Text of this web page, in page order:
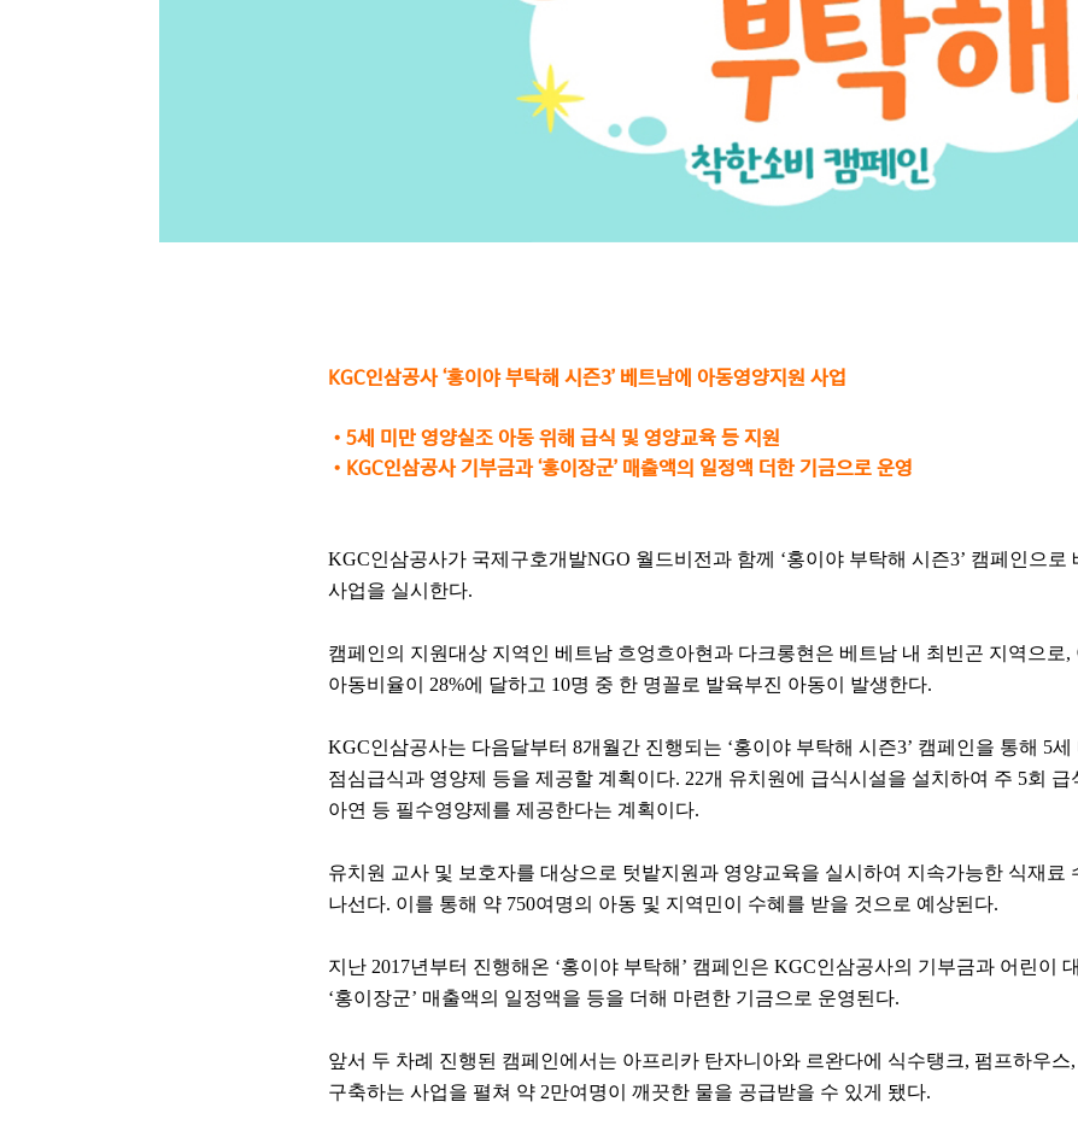
KGC인삼공사 ‘홍이야 부탁해 시즌3’ 베트남에 아동영양지원 사업
• 5세 미만 영양실조 아동 위해 급식 및 영양교육 등 지원
• KGC인삼공사 기부금과 ‘홍이장군’ 매출액의 일정액 더한 기금으로 운영
KGC인삼공사가 국제구호개발NGO 월드비전과 함께 ‘홍이야 부탁해 시즌3’ 캠페인으로
사업을 실시한다.
캠페인의 지원대상 지역인 베트남 흐엉흐아현과 다크롱현은 베트남 내 최빈곤 지역으로,
아동비율이 28%에 달하고 10명 중 한 명꼴로 발육부진 아동이 발생한다.
KGC인삼공사는 다음달부터 8개월간 진행되는 ‘홍이야 부탁해 시즌3’ 캠페인을 통해 5세
점심급식과 영양제 등을 제공할 계획이다. 22개 유치원에 급식시설을 설치하여 주 5회 급
아연 등 필수영양제를 제공한다는 계획이다.
유치원 교사 및 보호자를 대상으로 텃밭지원과 영양교육을 실시하여 지속가능한 식재료
나선다. 이를 통해 약 750여명의 아동 및 지역민이 수혜를 받을 것으로 예상된다.
지난 2017년부터 진행해온 ‘홍이야 부탁해’ 캠페인은 KGC인삼공사의 기부금과 어린이
‘홍이장군’ 매출액의 일정액을 등을 더해 마련한 기금으로 운영된다.
앞서 두 차례 진행된 캠페인에서는 아프리카 탄자니아와 르완다에 식수탱크, 펌프하우스
구축하는 사업을 펼쳐 약 2만여명이 깨끗한 물을 공급받을 수 있게 됐다.